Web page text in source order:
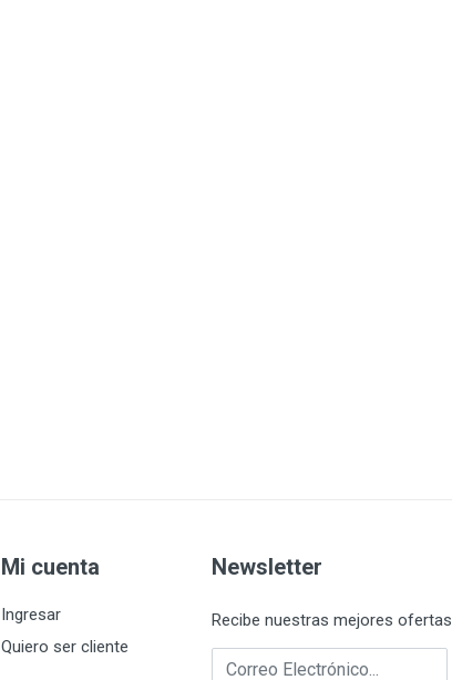
Mi cuenta
Ingresar
Quiero ser cliente
Newsletter
Recibe nuestras mejores ofertas
Correo electrónico